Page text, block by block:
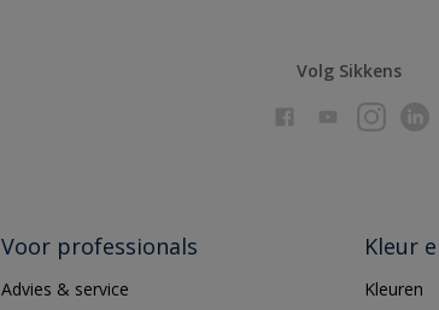
Volg Sikkens
Voor professionals
Advies & service
Kleur
Kleuren